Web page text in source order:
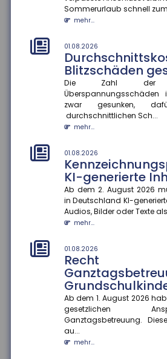
Sommerurlaub schnell
mehr...
01.08.2026
Blitzschäden
Die Zahl der
zwar gesunken,
durchschnittlichen Sch...
mehr...
01.08.2026
KI-generierte
Ab dem 2. August 2026
in Deutschland KI-
Audios, Bilder oder Texte
mehr...
01.08.2026
Ab dem 1. August 2026
gesetzlichen
Ganztagsbetreuung.
au...
mehr...
01.08.2026
Regress gegen
bei
Der Bundesgerichtshof
Regress nehmen können,
mehr...
01.08.2026
Beweislast liegt
Kommt es zu einem
Waschstraße, gibt es
Kostenübernahme. Nach
mehr...
28.07.2026
und
auf dem
Die EUDI-Wallet soll ab
werden und digitale
Bezahlfunktionen bünde...
mehr...
28.07.2026
Frühstart-